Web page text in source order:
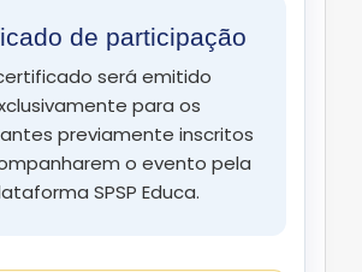
de participação
será emitido
para os
previamente inscritos
o evento pela
SPSP Educa.